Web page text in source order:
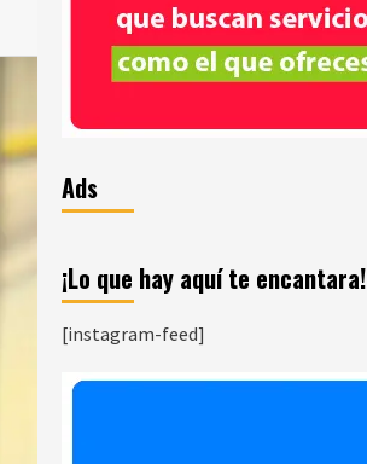
Ads
¡Lo que hay aquí te encantara!
[instagram-feed]